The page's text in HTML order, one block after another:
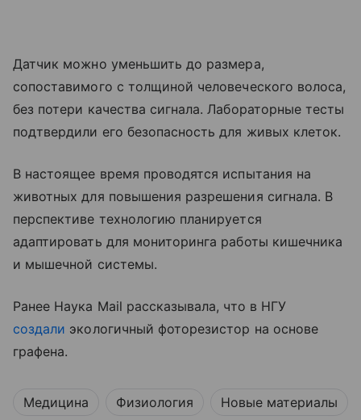
Датчик можно уменьшить до размера,
сопоставимого с толщиной человеческого волоса,
без потери качества сигнала. Лабораторные тесты
подтвердили его безопасность для живых клеток.
В настоящее время проводятся испытания на
животных для повышения разрешения сигнала. В
перспективе технологию планируется
адаптировать для мониторинга работы кишечника
и мышечной системы.
Ранее Наука Mail рассказывала, что в НГУ
создали экологичный фоторезистор на основе
графена.
Медицина Физиология Новые материалы